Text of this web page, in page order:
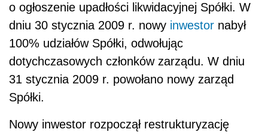
o ogłoszenie upadłości likwidacyjnej Spółki. W
dniu 30 stycznia 2009 r. nowy inwestor nabył
100% udziałów Spółki, odwołując
dotychczasowych członków zarządu. W dniu
31 stycznia 2009 r. powołano nowy zarząd
Spółki.
Nowy inwestor rozpoczął restrukturyzację